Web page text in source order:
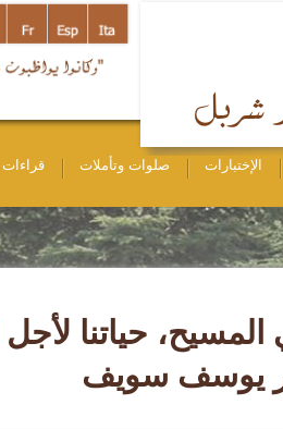
الإختبارات صلوات وتأملات قراءات
يوسف سويف